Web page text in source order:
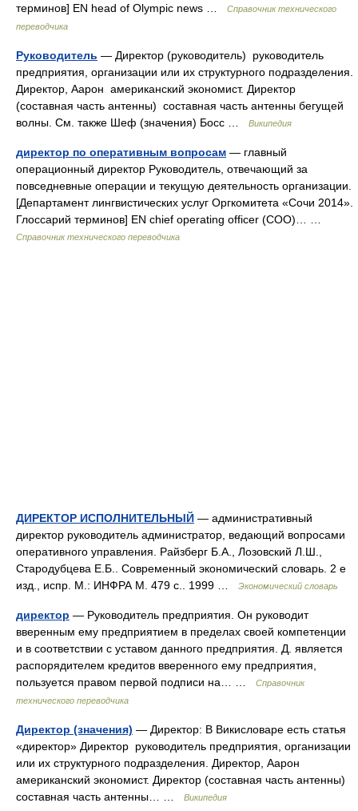
терминов] EN head of Olympic news …
Справочник технического
переводчика
Руководитель — Директор (руководитель) руководитель
предприятия, организации или их структурного подразделения.
Директор, Аарон американский экономист. Директор
(составная часть антенны) составная часть антенны бегущей
волны. См. также Шеф (значения) Босс …
Википедия
директор по оперативным вопросам — главный
операционный директор Руководитель, отвечающий за
повседневные операции и текущую деятельность организации.
[Департамент лингвистических услуг Оргкомитета «Сочи 2014».
Глоссарий терминов] EN chief operating officer (COO)… …
Справочник технического переводчика
ДИРЕКТОР ИСПОЛНИТЕЛЬНЫЙ — административный
директор руководитель администратор, ведающий вопросами
оперативного управления. Райзберг Б.А., Лозовский Л.Ш.,
Стародубцева Е.Б.. Современный экономический словарь. 2 е
изд., испр. М.: ИНФРА М. 479 с.. 1999 …
Экономический словарь
директор — Руководитель предприятия. Он руководит
вверенным ему предприятием в пределах своей компетенции
и в соответствии с уставом данного предприятия. Д. является
распорядителем кредитов вверенного ему предприятия,
пользуется правом первой подписи на… …
Справочник
технического переводчика
Директор (значения) — Директор: В Викисловаре есть статья
«директор» Директор руководитель предприятия, организации
или их структурного подразделения. Директор, Аарон
американский экономист. Директор (составная часть антенны)
составная часть антенны… …
Википедия